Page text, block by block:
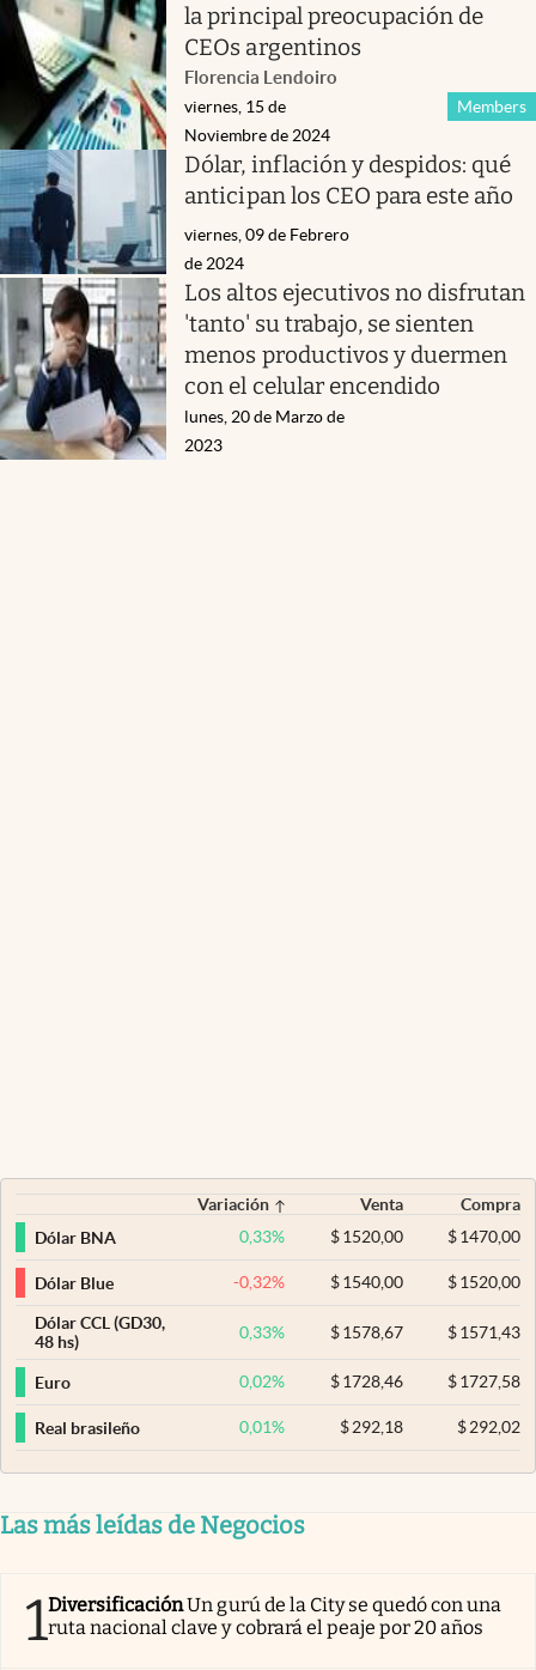
la principal preocupación de
CEOs argentinos
Florencia Lendoiro
Members
viernes, 15 de
Noviembre de 2024
Dólar, inflación y despidos: qué
anticipan los CEO para este año
viernes, 09 de Febrero
de 2024
Los altos ejecutivos no disfrutan
'tanto' su trabajo, se sienten
menos productivos y duermen
con el celular encendido
lunes, 20 de Marzo de
2023
Variación Venta
Compra
Dólar BNA
0,33% $ 1520,00 $1470,00
Dólar Blue -0,32% $ 1540,00 $1520,00
Dólar CCL (GD30,
48 hs)
0,33% $ 1578,67 $1571,43
Euro 0,02% $ 1728,46 $1727,58
Real brasileño 0,01% $292,18 $292,02
Las más leídas de Negocios
1DiversificaciónUn gurú de la City se quedó con una
ruta nacional clave y cobrará el peaje por 20 años